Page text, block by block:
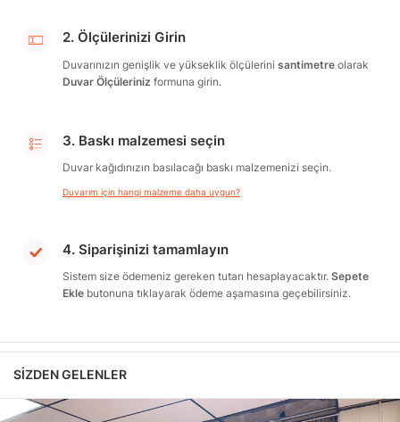
2. Ölçülerinizi Girin
Duvarınızın genişlik ve yükseklik ölçülerini santimetre olarak
Duvar Ölçüleriniz formuna girin.
3. Baskı malzemesi seçin
Duvar kağıdınızın basılacağı baskı malzemenizi seçin.
Duvarım için hangi malzeme daha uygun?
4. Siparişinizi tamamlayın
Sistem size ödemeniz gereken tutarı hesaplayacaktır. Sepete
Ekle butonuna tıklayarak ödeme aşamasına geçebilirsiniz.
SIZDEN GELENLER